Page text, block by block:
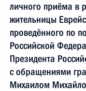
личного приёма в
жительницы
проведённого по
Российской
Президента
с обращениями
Михаилом